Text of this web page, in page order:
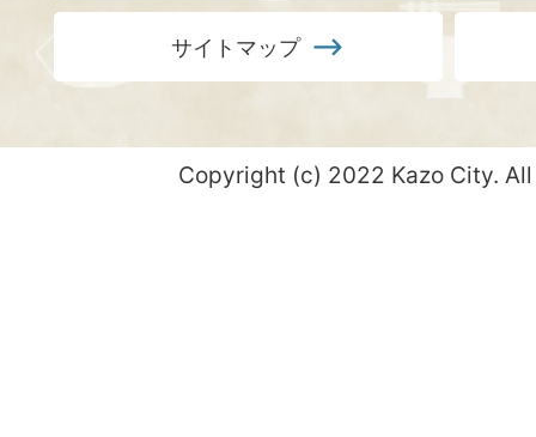
サイトマップ
Copyright (c) 2022 Kazo City.